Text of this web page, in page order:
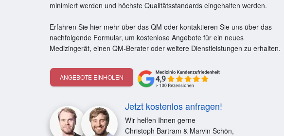
minimiert werden und höchste Qualitätsstandards eingehalten werden.
Erfahren Sie hier mehr über das QM oder kontaktieren Sie uns über das
nachfolgende Formular, um kostenlose Angebote für ein neues
Medizingerät, einen QM-Berater oder weitere Dienstleistungen zu erhalten.
ANGEBOTE EINHOLEN
Jetzt kostenlos anfragen!
Wir helfen Ihnen gerne
Christoph Bartram & Marvin Schön,